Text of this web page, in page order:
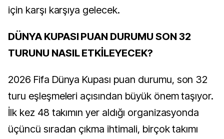
için karşı karşıya gelecek.
DÜNYA KUPASI PUAN DURUMU SON 32
TURUNU NASIL ETKİLEYECEK?
2026 Fifa Dünya Kupası puan durumu, son 32
turu eşleşmeleri açısından büyük önem taşıyor.
İlk kez 48 takımın yer aldığı organizasyonda
üçüncü sıradan çıkma ihtimali, birçok takımı